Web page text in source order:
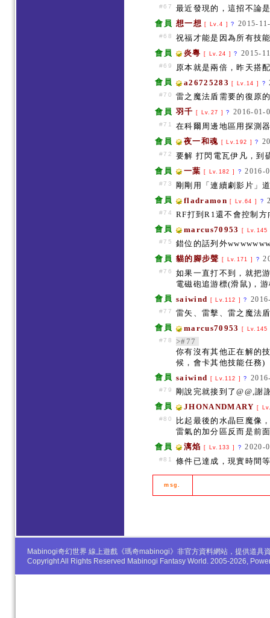
#67
最近發現的，這招不論
會員 想一想 [ Lv.4 ]? 2015-
#68
祝福才能是因為所有技
會員
炎粵 [ Lv.24 ]? 2015-
#69
原本就是兩倍，昨天搭
會員
a26725283 [ Lv.14 ] ?
#70
雷之魔法盾需要的復原
會員 羽千 [ Lv.27 ]? 2016-01-
#71
在科爾周邊地區用探測
會員
夜一和魂 [ Lv.192 ]?
#72
要解 打閃電瓦伊凡，到
會員
一葉 [ Lv.182 ] ? 2016-
#73
剛剛用「連續劇影片」
會員
fladramon [ Lv.64 ] ?
#74
RF打到R1還不會控制
會員
marcus70953 [
#75
錯位的話列外
會員 貓的腳步聲 [ Lv.171 ] ?
#76
如果一直打不到，就把
電磁砲追游標(滑鼠)，
會員 saiwind [ Lv.112 ]?
#77
雷矢、雷擊、雷之魔法
會員
marcus70953 [
#78
>#77
你有沒有其他正在解的
候，會卡其他技能任務)
會員 saiwind [ Lv.112 ]?
#79
剛說完就接到了@@,謝
會員
JHONANDMARY [
#80
比起最後的水晶巨魔像
雷氣的加分區反而是前
會員
漓焰 [ Lv.133 ] ? 2020-
#81 條件已達成，現實時間
msg.
Mabinogi奇幻世界 線上遊戲《瑪奇mabinogi》非官方資料網站，提供道具
Copyright All Rights Reserved Mabinogi Fantasy World. 2005-2026,